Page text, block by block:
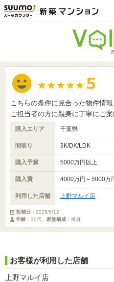
こちらの条件に見合った物件情
ご担当者の方に親身に丁寧にご案
購入エリア 千葉県
間取り 3K/DK/LDK
購入予算 5000万円以上
購入費 4000万円～5000万
利用した店舗 上野マルイ店
投稿日 ： 2025/6/12
年齢 ：30代 家族構成 ：単身
お客様が利用した店舗
上野マルイ店